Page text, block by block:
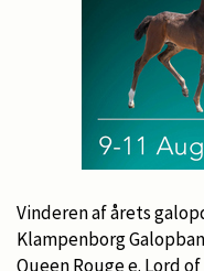
Vinderen af årets
Klampenborg
Queen Rouge e. Lord